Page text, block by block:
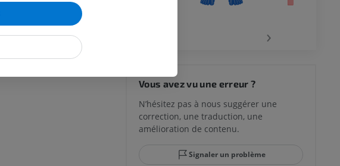
PREMIUM
Arthroscanner
›
Vous avez vu une erreur ?
N’hésitez pas à nous suggérer une
correction, une traduction, une
amélioration de contenu.
Signaler un problème